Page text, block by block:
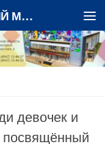
Спортивная школа «РУССКИЙ МЕДВЕДЬ»
девочек и
посвящённый